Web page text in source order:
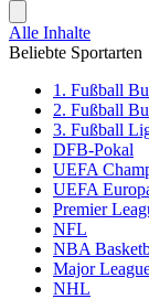
Alle Inhalte
Beliebte Sportarten
1. Fußball
2. Fußball
3. Fußball
DFB-Pokal
UEFA
UEFA
Premier
NFL
NBA
Major
NHL